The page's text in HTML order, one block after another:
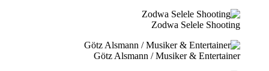
Zodwa Selele Shooting
Götz Alsmann / Musiker & Entertainer